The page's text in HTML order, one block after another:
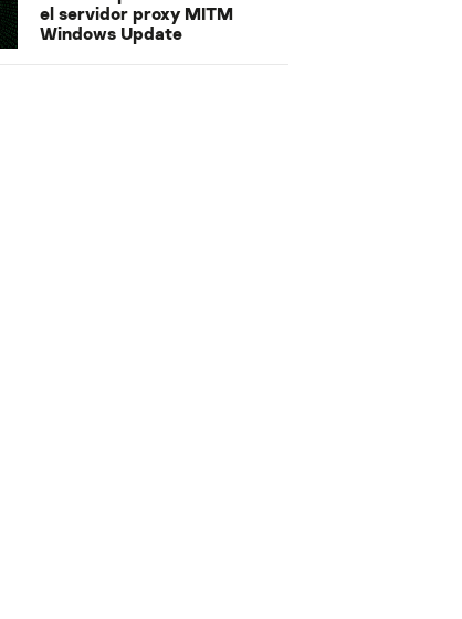
el servidor proxy MITM
Windows Update